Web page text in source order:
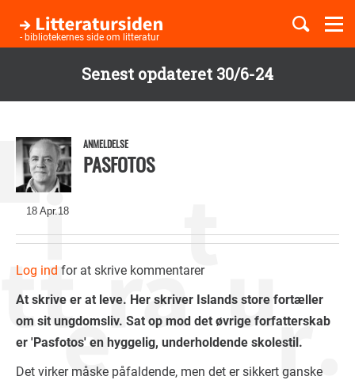
Senest opdateret 30/6-24
hovedindhold
- bibliotekernes side om litteratur
Børnebøger
18 Apr.18
ANMELDELSE
PASFOTOS
Log ind for at skrive kommentarer
At skrive er at leve. Her skriver Islands store fortæller
om sit ungdomsliv. Sat op mod det øvrige forfatterskab
er 'Pasfotos' en hyggelig, underholdende skolestil.
Det virker måske påfaldende, men det er sikkert ganske